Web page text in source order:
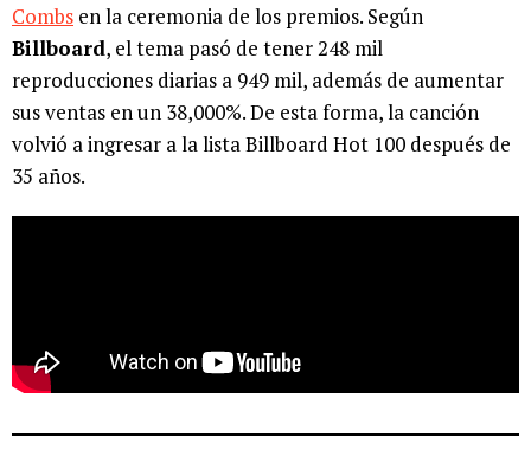
Combs en la ceremonia de los premios. Según
Billboard, el tema pasó de tener 248 mil
reproducciones diarias a 949 mil, además de aumentar
sus ventas en un 38,000%. De esta forma, la canción
volvió a ingresar a la lista Billboard Hot 100 después de
35 años.